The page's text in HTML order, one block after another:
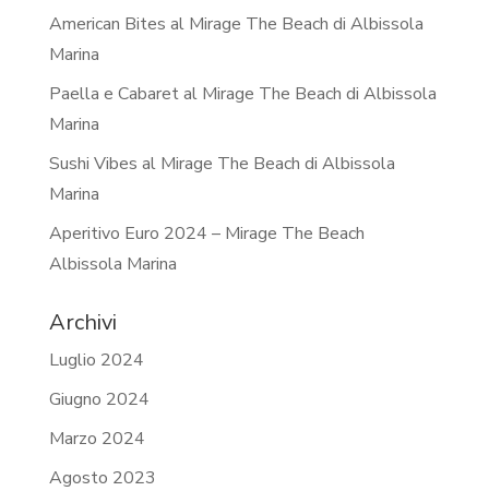
American Bites al Mirage The Beach di Albissola
Marina
Paella e Cabaret al Mirage The Beach di Albissola
Marina
Sushi Vibes al Mirage The Beach di Albissola
Marina
Aperitivo Euro 2024 – Mirage The Beach
Albissola Marina
Archivi
Luglio 2024
Giugno 2024
Marzo 2024
Agosto 2023